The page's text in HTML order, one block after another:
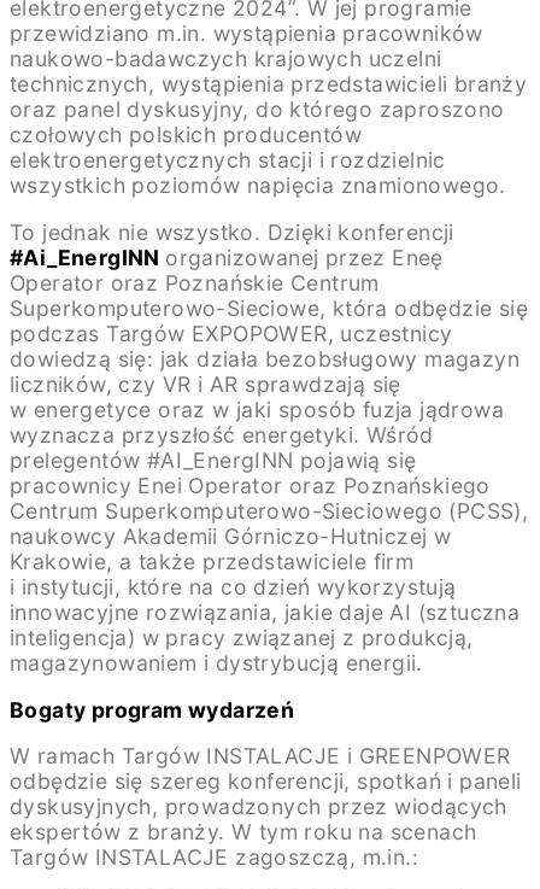
elektroenergetyczne 2024”. W jej programie
przewidziano m.in. wystąpienia pracowników
naukowo-badawczych krajowych uczelni
technicznych, wystąpienia przedstawicieli branży
oraz panel dyskusyjny, do którego zaproszono
czołowych polskich producentów
elektroenergetycznych stacji i rozdzielnic
wszystkich poziomów napięcia znamionowego.
To jednak nie wszystko. Dzięki konferencji
#Ai_EnergINN organizowanej przez Eneę
Operator oraz Poznańskie Centrum
Superkomputerowo-Sieciowe, która odbędzie się
podczas Targów EXPOPOWER, uczestnicy
dowiedzą się: jak działa bezobsługowy magazyn
liczników, czy VR i AR sprawdzają się
w energetyce oraz w jaki sposób fuzja jądrowa
wyznacza przyszłość energetyki. Wśród
prelegentów #AI_EnergINN pojawią się
pracownicy Enei Operator oraz Poznańskiego
Centrum Superkomputerowo-Sieciowego (PCSS),
naukowcy Akademii Górniczo-Hutniczej w
Krakowie, a także przedstawiciele firm
i instytucji, które na co dzień wykorzystują
innowacyjne rozwiązania, jakie daje AI (sztuczna
inteligencja) w pracy związanej z produkcją,
magazynowaniem i dystrybucją energii.
Bogaty program wydarzeń
W ramach Targów INSTALACJE i GREENPOWER
odbędzie się szereg konferencji, spotkań i paneli
dyskusyjnych, prowadzonych przez wiodących
ekspertów z branży. W tym roku na scenach
Targów INSTALACJE zagoszczą, m.in.: